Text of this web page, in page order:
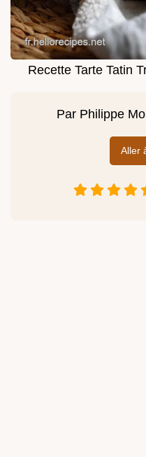
Recette Tarte Tatin
Par Philippe
Aller